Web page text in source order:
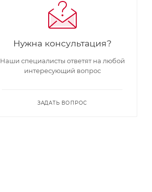
Нужна консультация?
Наши специалисты ответят на любой
интересующий вопрос
ЗАДАТЬ ВОПРОС